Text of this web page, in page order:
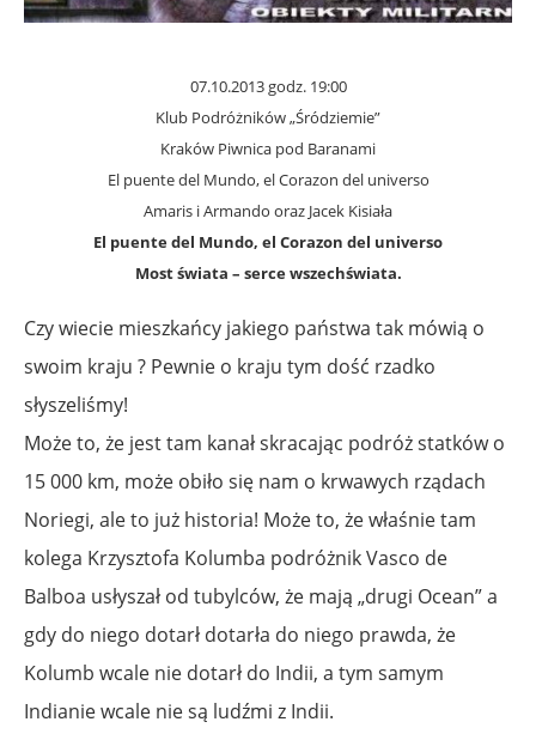
07.10.2013 godz. 19:00
Klub Podróżników „Śródziemie”
Kraków Piwnica pod Baranami
El puente del Mundo, el Corazon del universo
Amaris i Armando oraz Jacek Kisiała
El puente del Mundo, el Corazon del universo
Most świata – serce wszechświata.
Czy wiecie mieszkańcy jakiego państwa tak mówią o
swoim kraju ? Pewnie o kraju tym dość rzadko
słyszeliśmy!
Może to, że jest tam kanał skracając podróż statków o
15 000 km, może obiło się nam o krwawych rządach
Noriegi, ale to już historia! Może to, że właśnie tam
kolega Krzysztofa Kolumba podróżnik Vasco de
Balboa usłyszał od tubylców, że mają „drugi Ocean” a
gdy do niego dotarł dotarła do niego prawda, że
Kolumb wcale nie dotarł do Indii, a tym samym
Indianie wcale nie są ludźmi z Indii.